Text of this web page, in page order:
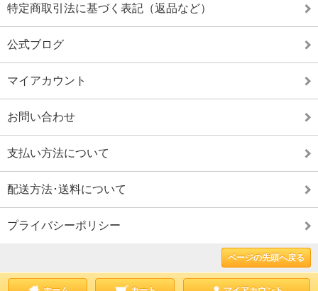
特定商取引法に基づく表記（返品など）
公式ブログ
マイアカウント
お問い合わせ
支払い方法について
配送方法･送料について
プライバシーポリシー
ページの先頭へ戻る